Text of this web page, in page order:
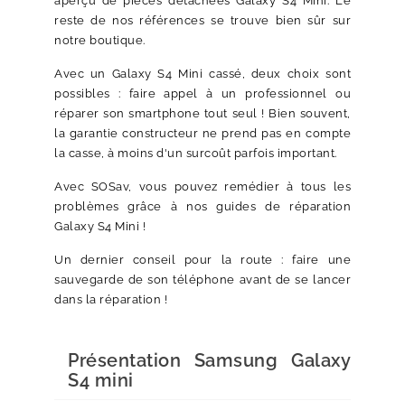
reste de nos références se trouve bien sûr sur
notre boutique.
Avec un Galaxy S4 Mini cassé, deux choix sont
possibles : faire appel à un professionnel ou
réparer son smartphone tout seul ! Bien souvent,
la garantie constructeur ne prend pas en compte
la casse, à moins d'un surcoût parfois important.
Avec SOSav, vous pouvez remédier à tous les
problèmes grâce à nos guides de réparation
Galaxy S4 Mini !
Un dernier conseil pour la route : faire une
sauvegarde de son téléphone avant de se lancer
dans la réparation !
Présentation Samsung Galaxy
S4 mini